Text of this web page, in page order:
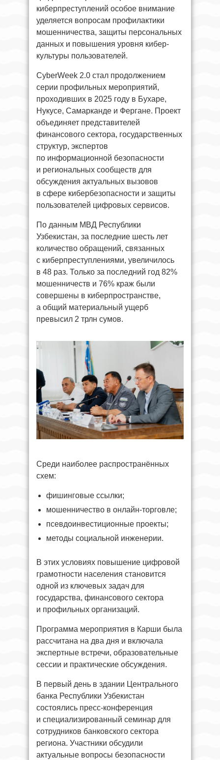
киберпреступлений особое внимание
уделяется вопросам профилактики
мошенничества, защиты персональных
данных и повышения уровня кибер-
культуры пользователей.
CyberWeek 2.0 стал продолжением
серии профильных мероприятий,
проходивших в 2025 году в Бухаре,
Нукусе, Самарканде и Фергане. Проект
объединяет представителей
финансового сектора, государственных
структур, экспертов
по информационной безопасности
и региональных сообществ для
обсуждения актуальных вызовов
в сфере кибербезопасности и защиты
пользователей цифровых сервисов.
По данным МВД Республики
Узбекистан, за последние шесть лет
количество обращений, связанных
с киберпреступлениями, увеличилось
в 48 раз. Только за последний год 82%
мошенничеств и 76% краж были
совершены в киберпространстве,
а общий материальный ущерб
превысил 2 трлн сумов.
Среди наиболее распространённых
схем:
фишинговые ссылки;
мошенничество в онлайн-торговле;
псевдоинвестиционные проекты;
методы социальной инженерии.
В этих условиях повышение цифровой
грамотности населения становится
одной из ключевых задач для
государства, финансового сектора
и профильных организаций.
Программа мероприятия в Карши была
рассчитана на два дня и включала
экспертные встречи, образовательные
сессии и практические обсуждения.
В первый день в здании Центрального
банка Республики Узбекистан
состоялись пресс-конференция
и специализированный семинар для
сотрудников банковского сектора
региона. Участники обсудили
актуальные вопросы безопасности